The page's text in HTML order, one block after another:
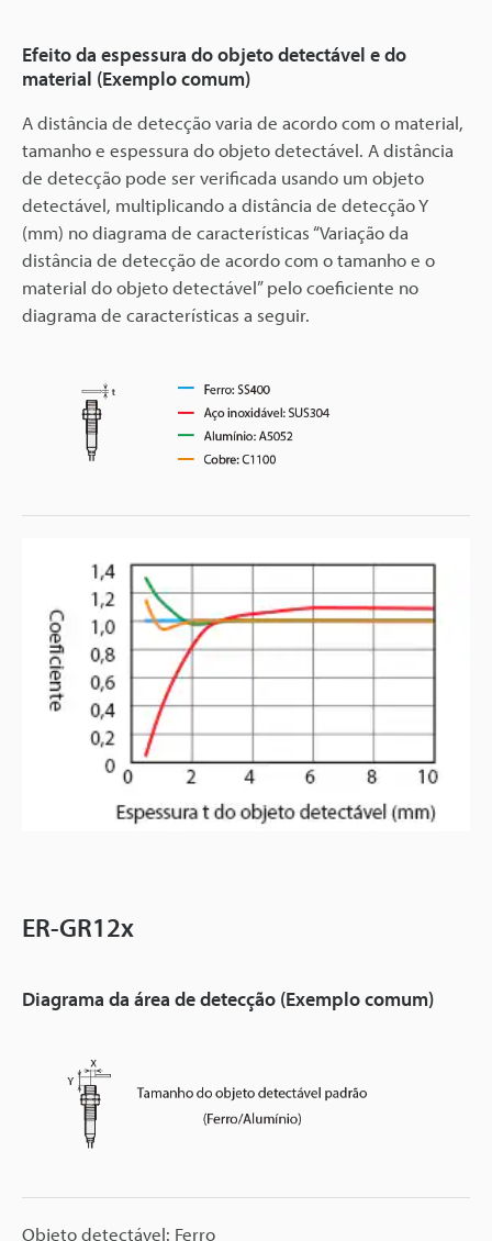
Efeito da espessura do objeto detectável e do
material (Exemplo comum)
A distância de detecção varia de acordo com o material,
tamanho e espessura do objeto detectável. A distância
de detecção pode ser verificada usando um objeto
detectável, multiplicando a distância de detecção Y
(mm) no diagrama de características “Variação da
distância de detecção de acordo com o tamanho e o
material do objeto detectável” pelo coeficiente no
diagrama de características a seguir.
ER-GR12x
Diagrama da área de detecção (Exemplo comum)
Objeto detectável: Ferro